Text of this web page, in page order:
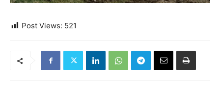
Post Views: 521